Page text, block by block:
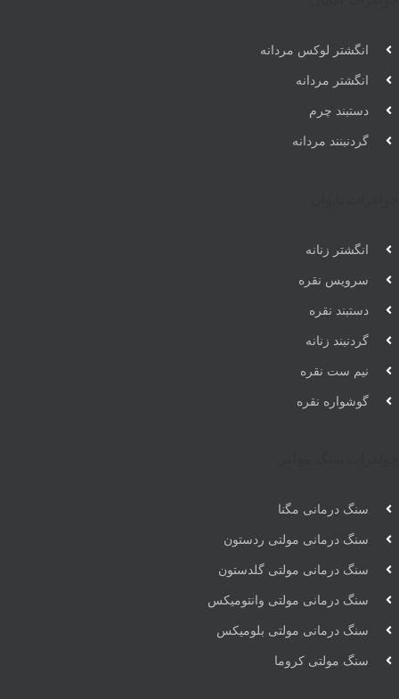
انگشتر لوکس مردانه
انگشتر مردانه
دستبند چرم
گردنبنند مردانه
انگشتر زنانه
سرویس نقره
دستبند نقره
گردنبند زنانه
نیم ست نقره
گوشواره نقره
سنگ درمانی مگنا
سنگ درمانی مولتی ردستون
سنگ درمانی مولتی گلدستون
سنگ درمانی مولتی وانتومیکس
سنگ درمانی مولتی بلومیکس
سنگ مولتی کروما